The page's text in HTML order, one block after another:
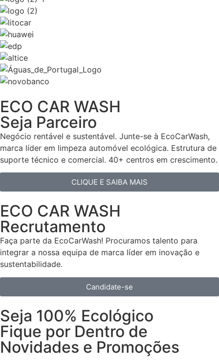
ECO CAR WASH
Seja Parceiro
Negócio rentável e sustentável. Junte-se à EcoCarWash,
marca líder em limpeza automóvel ecológica. Estrutura de
suporte técnico e comercial. 40+ centros em crescimento.
CLIQUE E SAIBA MAIS
ECO CAR WASH
Recrutamento
Faça parte da EcoCarWash! Procuramos talento para
integrar a nossa equipa de marca líder em inovação e
sustentabilidade.
Candidate-se
Seja 100% Ecológico
Fique por Dentro de
Novidades e Promoções